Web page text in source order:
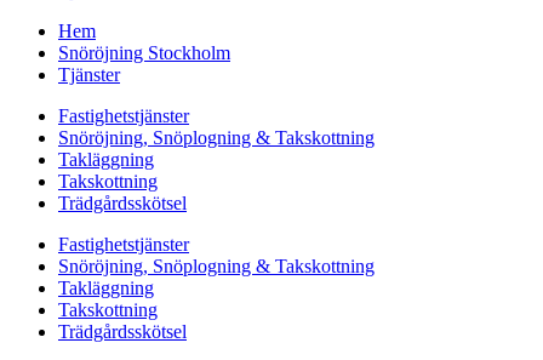
Hem
Snöröjning Stockholm
Tjänster
Fastighetstjänster
Snöröjning, Snöplogning & Takskottning
Takläggning
Takskottning
Trädgårdsskötsel
Fastighetstjänster
Snöröjning, Snöplogning & Takskottning
Takläggning
Takskottning
Trädgårdsskötsel